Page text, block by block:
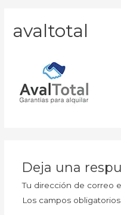
avaltotal
Deja una
Tu dirección de correo
Los campos